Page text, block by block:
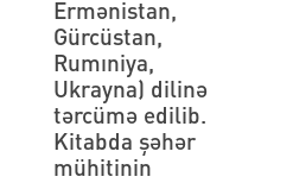
Ermənistan,
Gürcüstan,
Rumıniya,
Ukrayna) dilinə
tərcümə edilib.
Kitabda şəhər
mühitinin